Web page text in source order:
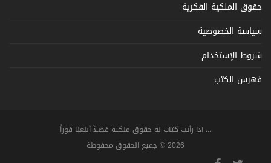
حقوق الملكية الفكرية
سياسة الخصوصية
شروط الإستخدام
فهرس الكتب
... اذا رأيت كتاب له حقوق ملكية فضلاً أبلغنا فوراً
2026 © جميع الحقوق محفوظة